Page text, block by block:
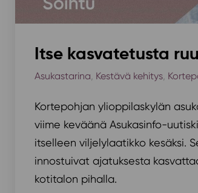
Itse kasvatetusta
Asukastarina, Kestävä kehitys,
Kortepohjan ylioppilaskylän
viime keväänä Asukasinfo-
itselleen viljelylaatikko kesäksi.
innostuivat ajatuksesta
kotitalon pihalla.